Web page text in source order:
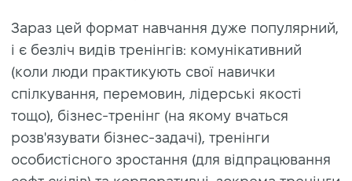
Зараз цей формат навчання дуже популярний,
і є безліч видів тренінгів: комунікативний
(коли люди практикують свої навички
спілкування, перемовин, лідерські якості
тощо), бізнес-тренінг (на якому вчаться
розв'язувати бізнес-задачі), тренінги
особистісного зростання (для відпрацювання